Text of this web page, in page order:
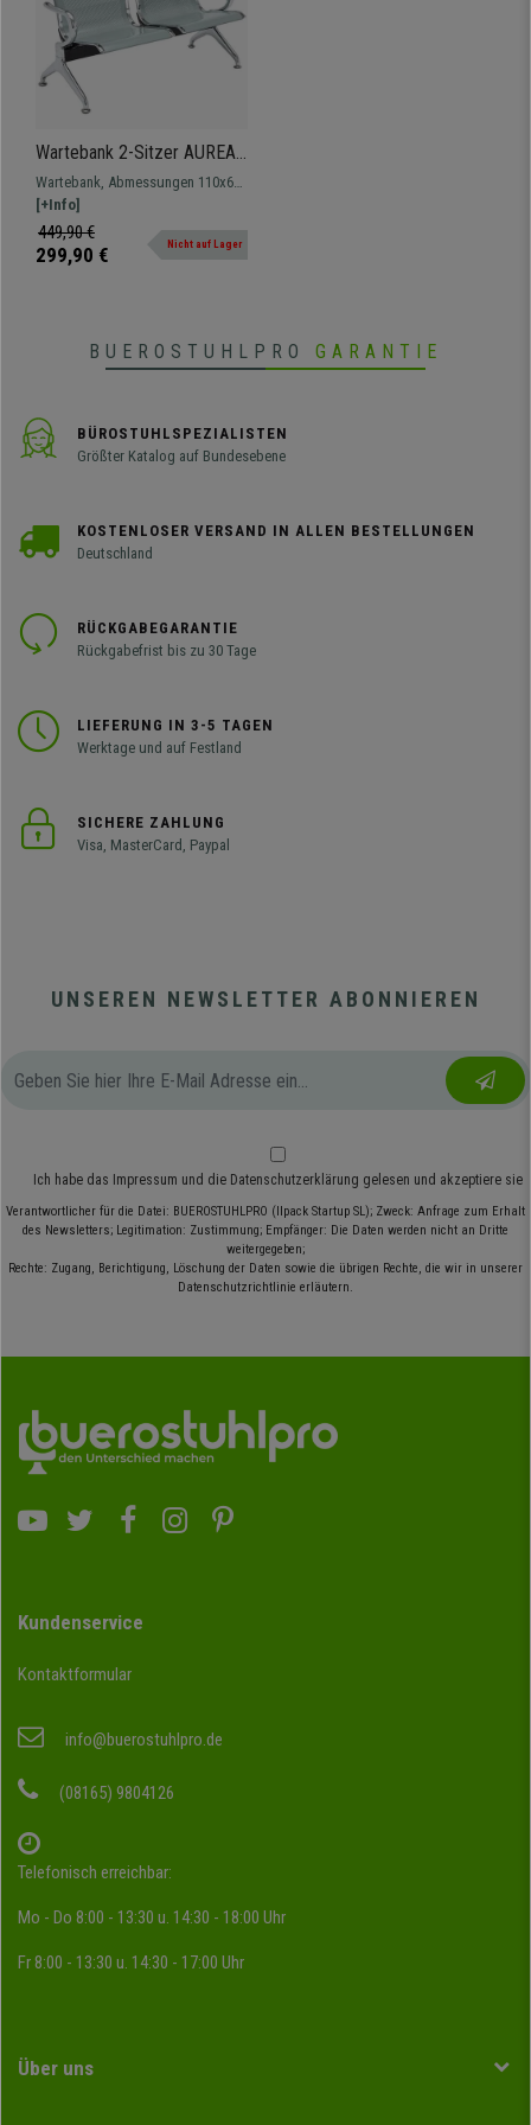
Wartebank 2-Sitzer AUREA,
Metallgestell, Metallsitz
Farbe Grau
Wartebank, Abmessungen 110x63
cm mit stabiler Metallstruktur und
-sitzen. Herausragende Qualität,
sehr robust.
[+Info]
449,90 €
299,90 € Nicht auf Lager
BUEROSTUHLPRO GARANTIE
BÜROSTUHLSPEZIALISTEN
Größter Katalog auf Bundesebene
KOSTENLOSER VERSAND IN ALLEN BESTELLUNGEN
Deutschland
RÜCKGABEGARANTIE
Rückgabefrist bis zu 30 Tage
LIEFERUNG IN 3-5 TAGEN
Werktage und auf Festland
SICHERE ZAHLUNG
Visa, MasterCard, Paypal
UNSEREN NEWSLETTER ABONNIEREN
Ich habe das Impressum und die Datenschutzerklärung gelesen und akzeptiere sie
Verantwortlicher für die Datei: BUEROSTUHLPRO (Ilpack Startup SL); Zweck: Anfrage zum Erhalt
des Newsletters; Legitimation: Zustimmung; Empfänger: Die Daten werden nicht an Dritte
weitergegeben;
Rechte: Zugang, Berichtigung, Löschung der Daten sowie die übrigen Rechte, die wir in unserer
Datenschutzrichtlinie erläutern.
Kundenservice
Kontaktformular
info@buerostuhlpro.de
(08165) 9804126
Telefonisch erreichbar:
Mo - Do 8:00 - 13:30 u. 14:30 - 18:00 Uhr
Fr 8:00 - 13:30 u. 14:30 - 17:00 Uhr
Über uns